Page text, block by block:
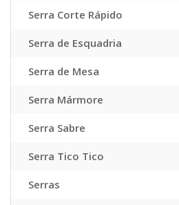
Serra Corte Rápido
Serra de Esquadria
Serra de Mesa
Serra Mármore
Serra Sabre
Serra Tico Tico
Serras